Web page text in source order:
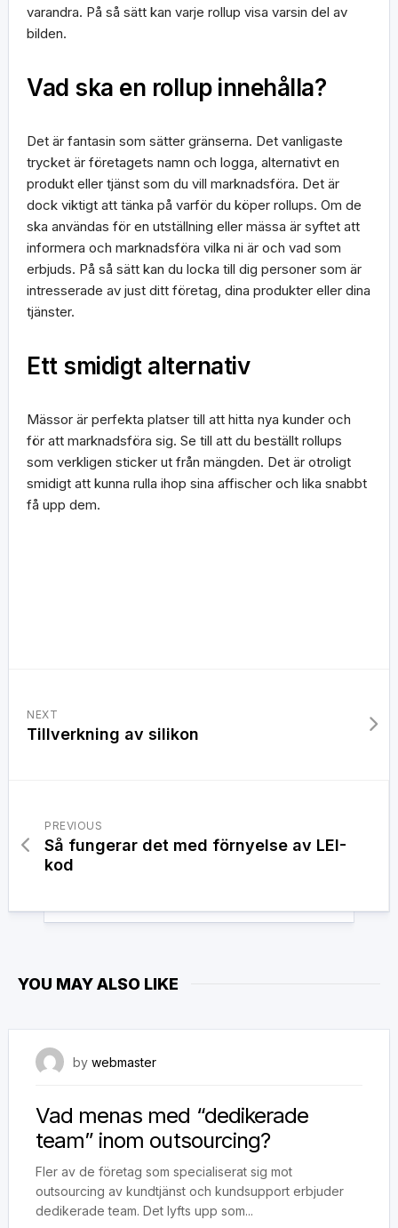
varandra. På så sätt kan varje rollup visa varsin del av
bilden.
Vad ska en rollup innehålla?
Det är fantasin som sätter gränserna. Det vanligaste
trycket är företagets namn och logga, alternativt en
produkt eller tjänst som du vill marknadsföra. Det är
dock viktigt att tänka på varför du köper rollups. Om de
ska användas för en utställning eller mässa är syftet att
informera och marknadsföra vilka ni är och vad som
erbjuds. På så sätt kan du locka till dig personer som är
intresserade av just ditt företag, dina produkter eller dina
tjänster.
Ett smidigt alternativ
Mässor är perfekta platser till att hitta nya kunder och
för att marknadsföra sig. Se till att du beställt rollups
som verkligen sticker ut från mängden. Det är otroligt
smidigt att kunna rulla ihop sina affischer och lika snabbt
få upp dem.
NEXT
Tillverkning av silikon
PREVIOUS
Så fungerar det med förnyelse av LEI-
kod
YOU MAY ALSO LIKE
by webmaster
Vad menas med “dedikerade
team” inom outsourcing?
Fler av de företag som specialiserat sig mot
outsourcing av kundtjänst och kundsupport erbjuder
dedikerade team. Det lyfts upp som...